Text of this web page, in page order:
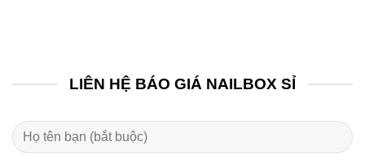
LIÊN HỆ BÁO GIÁ NAILBOX SỈ